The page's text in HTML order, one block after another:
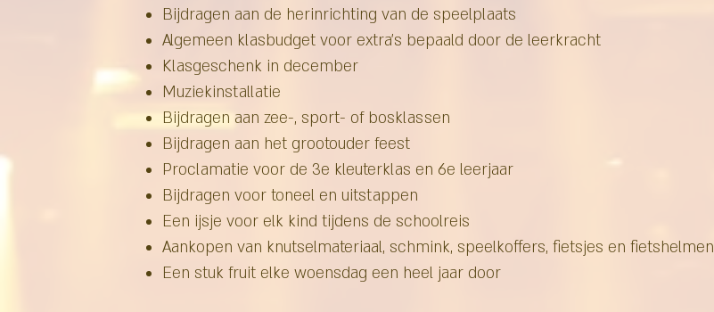
Bijdragen aan de herinrichting van de speelplaats
Algemeen klasbudget voor extra’s bepaald door de leerkracht
Klasgeschenk in december
Muziekinstallatie
Bijdragen aan zee-, sport- of bosklassen
Bijdragen aan het grootouder feest
Proclamatie voor de 3e kleuterklas en 6e leerjaar
Bijdragen voor toneel en uitstappen
Een ijsje voor elk kind tijdens de schoolreis
Aankopen van knutselmateriaal, schmink, speelkoffers, fietsjes en fietshelmen
Een stuk fruit elke woensdag een heel jaar door